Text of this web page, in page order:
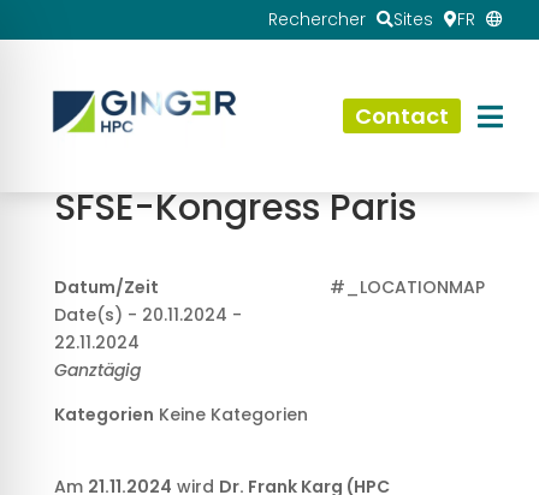
Rechercher Sites FR
Contact
SFSE-Kongress Paris
#_LOCATIONMAP
Datum/Zeit
Date(s) - 20.11.2024 -
22.11.2024
Ganztägig
Kategorien Keine Kategorien
Am 21.11.2024 wird Dr. Frank Karg (HPC